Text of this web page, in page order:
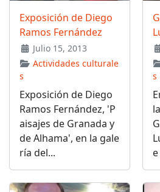
Exposición de Diego
Ramos Fernández
Julio 15, 2013
Actividades culturale
s
Exposición de Diego
Ramos Fernández, 'P
aisajes de Granada y
de Alhama', en la gale
ría del...
s